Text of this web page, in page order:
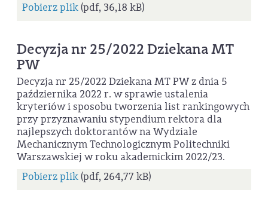
Pobierz plik(pdf, 36,18 kB)
Decyzja nr 25/2022 Dziekana MT
PW
Decyzja nr 25/2022 Dziekana MT PW z dnia 5
października 2022 r. w sprawie ustalenia
kryteriów i sposobu tworzenia list rankingowych
przy przyznawaniu stypendium rektora dla
najlepszych doktorantów na Wydziale
Mechanicznym Technologicznym Politechniki
Warszawskiej w roku akademickim 2022/23.
Pobierz plik(pdf, 264,77 kB)